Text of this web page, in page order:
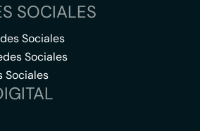
SOCIALES
Sociales
Sociales
Sociales